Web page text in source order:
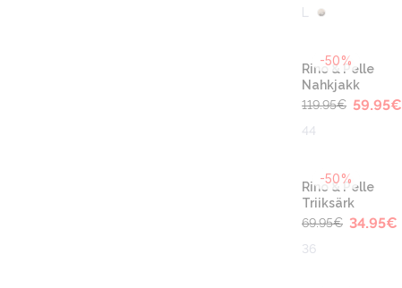
-50%
Rino & Pelle
Nahkjakk
119.95€ 59.95€
44
-50%
Rino & Pelle
Triiksärk
69.95€ 34.95€
36